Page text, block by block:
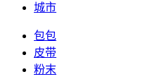
城市
包包
皮带
粉末